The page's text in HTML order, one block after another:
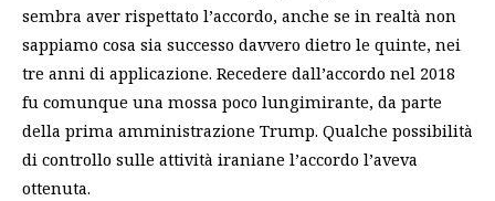
sembra aver rispettato l’accordo, anche se in realtà non
sappiamo cosa sia successo davvero dietro le quinte, nei
tre anni di applicazione. Recedere dall’accordo nel 2018
fu comunque una mossa poco lungimirante, da parte
della prima amministrazione Trump. Qualche possibilità
di controllo sulle attività iraniane l’accordo l’aveva
ottenuta.